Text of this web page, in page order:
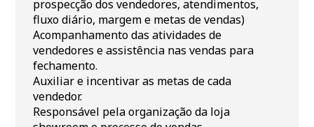
prospecção dos vendedores, atendimentos,
fluxo diário, margem e metas de vendas)
Acompanhamento das atividades de
vendedores e assistência nas vendas para
fechamento.
Auxiliar e incentivar as metas de cada
vendedor.
Responsável pela organização da loja